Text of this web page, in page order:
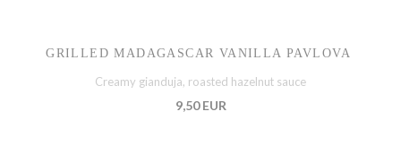
GRILLED MADAGASCAR VANILLA PAVLOVA
Creamy gianduja, roasted hazelnut sauce
9,50 EUR